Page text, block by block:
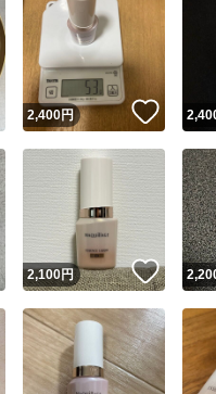
いいね！
2,400円 いい
いいね！
2,100円 いいね